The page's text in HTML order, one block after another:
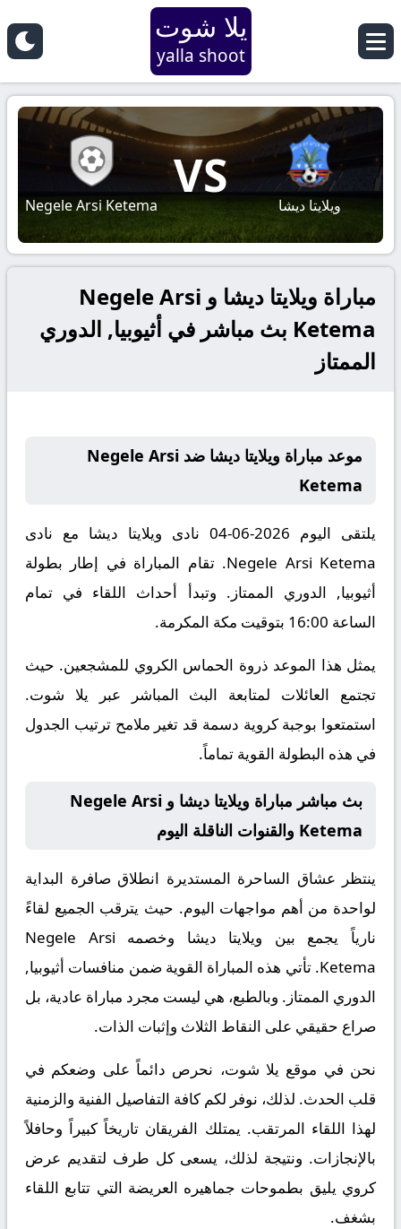
يلا شوت
yalla shoot
ويلايتا ديشا
VS
Negele Arsi Ketema
مباراة ويلايتا ديشا و Negele Arsi
Ketema بث مباشر في أثيوبيا, الدوري
الممتاز
موعد مباراة ويلايتا ديشا ضد Negele Arsi
Ketema
يلتقى اليوم 2026-06-04 نادى ويلايتا ديشا مع نادى
Negele Arsi Ketema. تقام المباراة في إطار بطولة
أثيوبيا, الدوري الممتاز. وتبدأ أحداث اللقاء في تمام
الساعة 16:00 بتوقيت مكة المكرمة.
يمثل هذا الموعد ذروة الحماس الكروي للمشجعين. حيث
تجتمع العائلات لمتابعة البث المباشر عبر يلا شوت.
استمتعوا بوجبة كروية دسمة قد تغير ملامح ترتيب الجدول
في هذه البطولة القوية تماماً.
بث مباشر مباراة ويلايتا ديشا و Negele Arsi
Ketema والقنوات الناقلة اليوم
ينتظر عشاق الساحرة المستديرة انطلاق صافرة البداية
لواحدة من أهم مواجهات اليوم. حيث يترقب الجميع لقاءً
نارياً يجمع بين ويلايتا ديشا وخصمه Negele Arsi
Ketema. تأتي هذه المباراة القوية ضمن منافسات أثيوبيا,
الدوري الممتاز . وبالطبع، هي ليست مجرد مباراة عادية، بل
صراع حقيقي على النقاط الثلاث وإثبات الذات.
نحن في موقع يلا شوت، نحرص دائماً على وضعكم في
قلب الحدث. لذلك، نوفر لكم كافة التفاصيل الفنية والزمنية
لهذا اللقاء المرتقب. يمتلك الفريقان تاريخاً كبيراً وحافلاً
بالإنجازات. ونتيجة لذلك، يسعى كل طرف لتقديم عرض
كروي يليق بطموحات جماهيره العريضة التي تتابع اللقاء
بشغف.